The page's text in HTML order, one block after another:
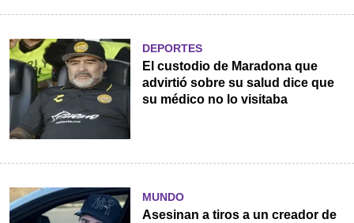
DEPORTES
El custodio de Maradona que
advirtió sobre su salud dice que
su médico no lo visitaba
MUNDO
Asesinan a tiros a un creador de